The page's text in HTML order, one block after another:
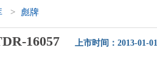
> 彪牌
16057 上市时间：2013-01-01